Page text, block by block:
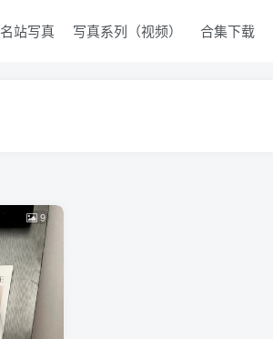
名站写真 写真系列（视频） 合集下载
9